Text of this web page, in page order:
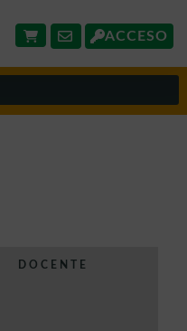
ACCESO
DOCENTE